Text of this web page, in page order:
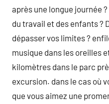
après une longue journée
du travail et des enfants ?
dépasser vos limites ?
musique dans les oreilles
kilomètres dans le parc
excursion. dans le cas où
que vous aimez une